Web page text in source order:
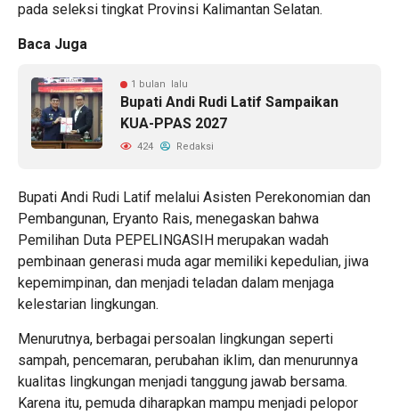
pada seleksi tingkat Provinsi Kalimantan Selatan.
Baca Juga
1 bulan lalu
Bupati Andi Rudi Latif Sampaikan
KUA-PPAS 2027
424 Redaksi
Bupati Andi Rudi Latif melalui Asisten Perekonomian dan
Pembangunan, Eryanto Rais, menegaskan bahwa
Pemilihan Duta PEPELINGASIH merupakan wadah
pembinaan generasi muda agar memiliki kepedulian, jiwa
kepemimpinan, dan menjadi teladan dalam menjaga
kelestarian lingkungan.
Menurutnya, berbagai persoalan lingkungan seperti
sampah, pencemaran, perubahan iklim, dan menurunnya
kualitas lingkungan menjadi tanggung jawab bersama.
Karena itu, pemuda diharapkan mampu menjadi pelopor